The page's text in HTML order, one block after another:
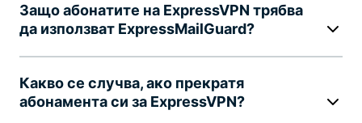
Защо абонатите на ExpressVPN трябва
да използват ExpressMailGuard?
Какво се случва, ако прекратя
абонамента си за ExpressVPN?